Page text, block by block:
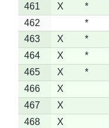
461
X *
462
*
463
X *
464
X *
465
X *
466
X
467
X
468
X